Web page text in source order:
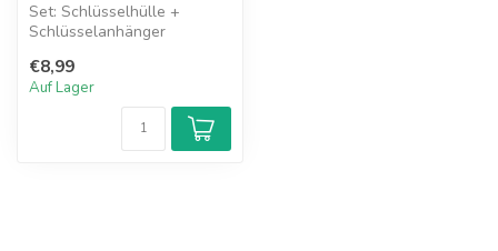
Set: Schlüsselhülle +
Schlüsselanhänger
€8,99
Auf Lager